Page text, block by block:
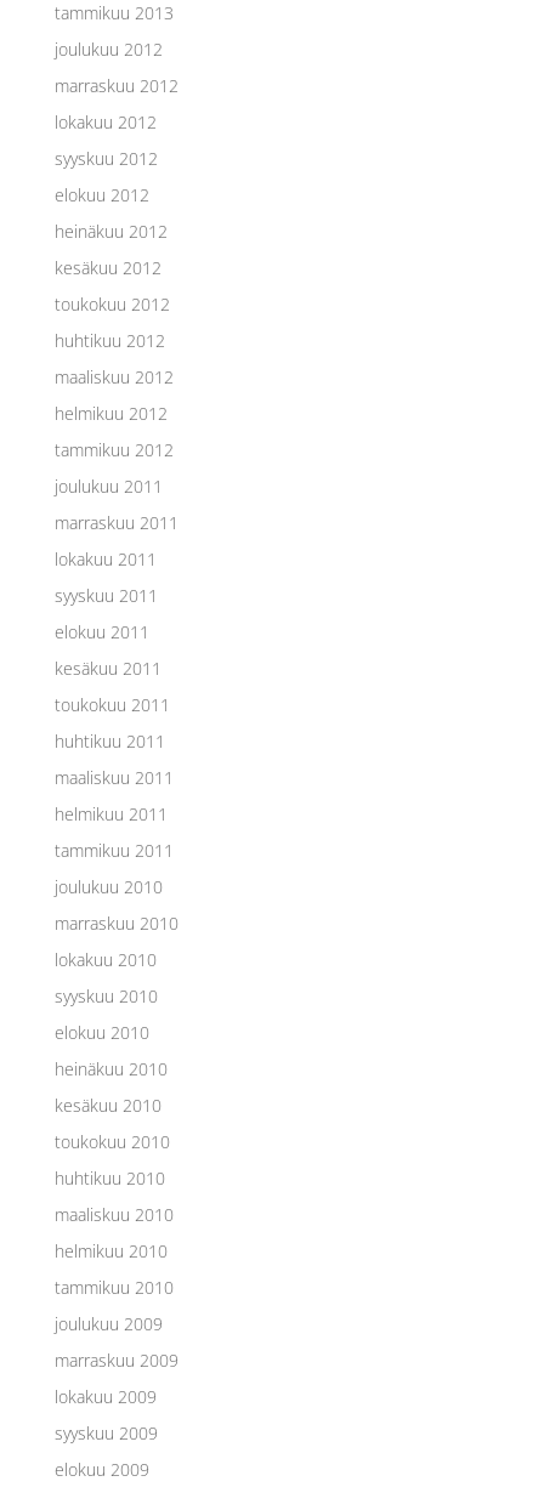
tammikuu 2013
joulukuu 2012
marraskuu 2012
lokakuu 2012
syyskuu 2012
elokuu 2012
heinäkuu 2012
kesäkuu 2012
toukokuu 2012
huhtikuu 2012
maaliskuu 2012
helmikuu 2012
tammikuu 2012
joulukuu 2011
marraskuu 2011
lokakuu 2011
syyskuu 2011
elokuu 2011
kesäkuu 2011
toukokuu 2011
huhtikuu 2011
maaliskuu 2011
helmikuu 2011
tammikuu 2011
joulukuu 2010
marraskuu 2010
lokakuu 2010
syyskuu 2010
elokuu 2010
heinäkuu 2010
kesäkuu 2010
toukokuu 2010
huhtikuu 2010
maaliskuu 2010
helmikuu 2010
tammikuu 2010
joulukuu 2009
marraskuu 2009
lokakuu 2009
syyskuu 2009
elokuu 2009